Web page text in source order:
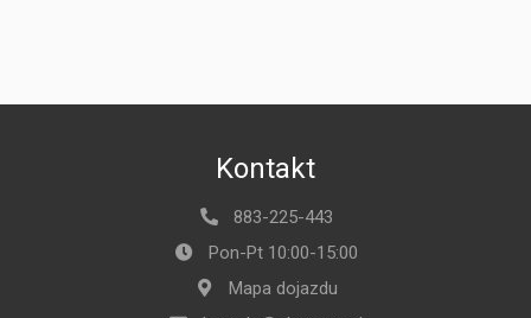
Kontakt
883-225-443
Pon-Pt 10:00-15:00
Mapa dojazdu